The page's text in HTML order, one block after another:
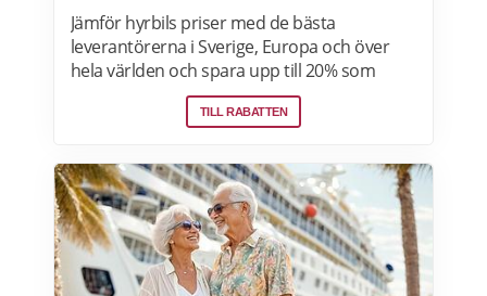
Jämför hyrbils priser med de bästa
leverantörerna i Sverige, Europa och över
hela världen och spara upp till 20% som
medlem! Upptäck speciella priser på Auto
TILL RABATTEN